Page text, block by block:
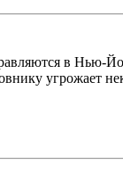
в Нью-
угрожает